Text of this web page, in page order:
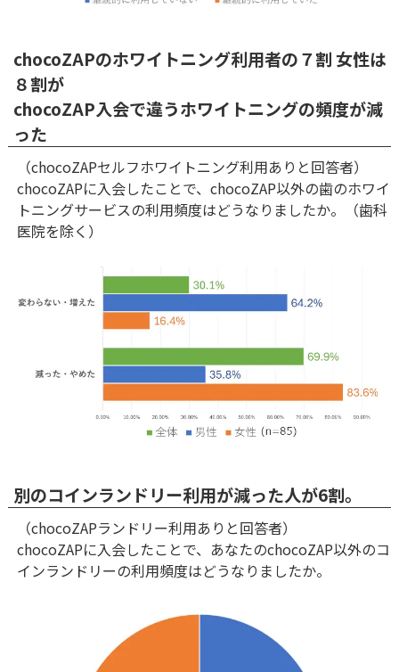
chocoZAPのホワイトニング利用者の７割 女性は
８割が
chocoZAP入会で違うホワイトニングの頻度が減
った
（chocoZAPセルフホワイトニング利用ありと回答者）
chocoZAPに入会したことで、chocoZAP以外の歯のホワイ
トニングサービスの利用頻度はどうなりましたか。（歯科
医院を除く）
別のコインランドリー利用が減った人が6割。
（chocoZAPランドリー利用ありと回答者）
chocoZAPに入会したことで、あなたのchocoZAP以外のコ
インランドリーの利用頻度はどうなりましたか。